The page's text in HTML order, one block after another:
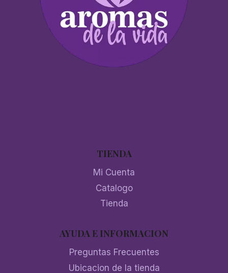
TIENDA
Mi Cuenta
Catalogo
Tienda
AYUDA E INFORMACION
Preguntas Frecuentes
Ubicacion de la tienda